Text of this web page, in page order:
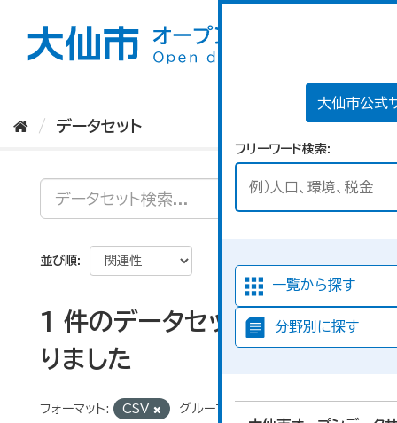
大仙市公式
フリーワード検索
一覧から探す
分野別に探す
データセット
並び順
1 件のデータセットが見つか
りました
フォーマット: CSV グループ: